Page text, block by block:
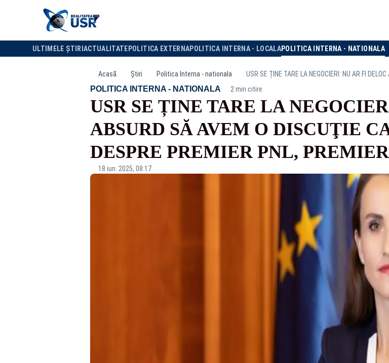
ULTIMELE ȘTIRI ACTUALITATE POLITICA EXTERNAPOLITICA INTERNA - LOCALAPOLITICA INTERNA - NATIONALA
Acasă Știri Politica Interna - nationala
POLITICA INTERNA - NATIONALA· 2 min citire
USR SE ȚINE TARE LA
ABSURD SĂ AVEM O DISCUŢIE
DESPRE PREMIER PNL,
18 iun. 2025, 08:17